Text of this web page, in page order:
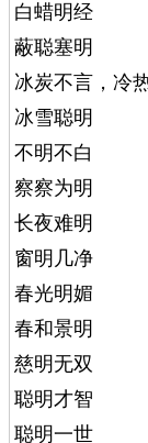
白蜡明经
蔽聪塞明
冰炭不言，冷
冰雪聪明
不明不白
察察为明
长夜难明
窗明几净
春光明媚
春和景明
慈明无双
聪明才智
聪明一世